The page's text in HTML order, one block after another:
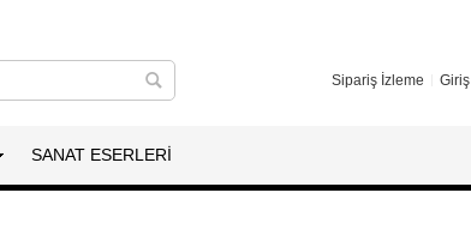
Sipariş İzleme Giriş
SANAT ESERLERI